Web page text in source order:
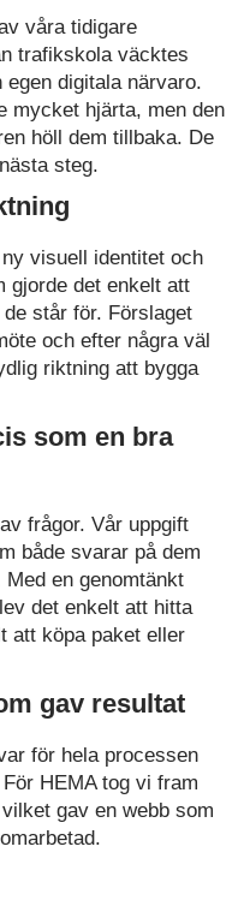
våra tidigare
trafikskola väcktes
digitala närvaro.
mycket hjärta, men den
höll dem tillbaka. De
steg.
visuell identitet och
gjorde det enkelt att
står för. Förslaget
och efter några väl
riktning att bygga
som en bra
frågor. Vår uppgift
både svarar på dem
en genomtänkt
det enkelt att hitta
att köpa paket eller
gav resultat
för hela processen
HEMA tog vi fram
gav en webb som